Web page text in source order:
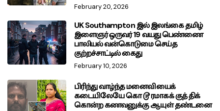
February 20, 2026
UK Southampton இல் இலங்கை தமிழ்
இளைஞர் ஒருவர் 19 வயது பெண்ணை
பாலியல் வன்கொடுமை செய்த
குற்றச்சாட்டில் கைது
February 10, 2026
பிரிந்து வாழ்ந்த மனைவியைக்
கடையிலேயே கொ டூ ரமாகக் குத் திக்
கொன்ற கணவனுக்கு ஆயுள் தண்டனை